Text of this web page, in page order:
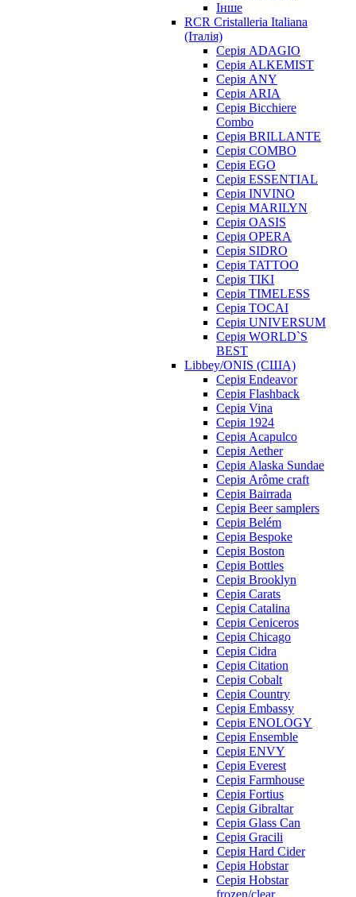
Інше
RCR Cristalleria Italiana
(Італія)
Серія ADAGIO
Серія ALKEMIST
Серія ANY
Серія ARIA
Серія Bicchiere
Combo
Серія BRILLANTE
Серія COMBO
Серія EGO
Серія ESSENTIAL
Серія INVINO
Серія MARILYN
Серія OASIS
Серія OPERA
Серія SIDRO
Серія TATTOO
Серія TIKI
Серія TIMELESS
Серія TOCAI
Серія UNIVERSUM
Серія WORLD`S
BEST
Libbey/ONIS (США)
Cерія Endeavor
Cерія Flashback
Cерія Vina
Серія 1924
Серія Acapulco
Серія Aether
Серія Alaska Sundae
Серія Arôme craft
Серія Bairrada
Серія Beer samplers
Серія Belém
Серія Bespoke
Серія Boston
Серія Bottles
Серія Brooklyn
Серія Carats
Серія Catalina
Серія Ceniceros
Серія Chicago
Серія Cidra
Серія Citation
Серія Cobalt
Серія Country
Серія Embassy
Серія ENOLOGY
Серія Ensemble
Серія ENVY
Серія Everest
Серія Farmhouse
Серія Fortius
Серія Gibraltar
Серія Glass Can
Серія Gracili
Серія Hard Cider
Серія Hobstar
Серія Hobstar
frozen/clear